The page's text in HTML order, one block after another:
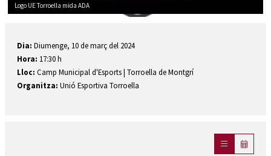
Logo UE Torroella mida ADA
Dia: Diumenge, 10 de març del 2024
Hora: 17:30 h
Lloc: Camp Municipal d'Esports | Torroella de Montgrí
Organitza: Unió Esportiva Torroella